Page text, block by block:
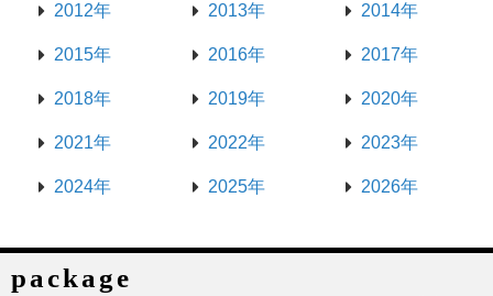
2012年 2013年 2014年
2015年 2016年 2017年
2018年 2019年 2020年
2021年 2022年 2023年
2024年 2025年 2026年
package